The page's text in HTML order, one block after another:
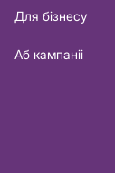
Для бізнесу
Аб кампаніі